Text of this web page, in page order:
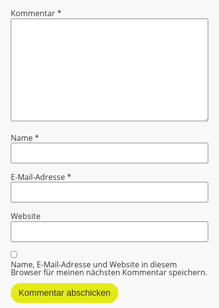
Kommentar*
Name*
E-Mail-Adresse*
Website
Name, E-Mail-Adresse und Website in diesem
Browser für meinen nächsten Kommentar speichern.